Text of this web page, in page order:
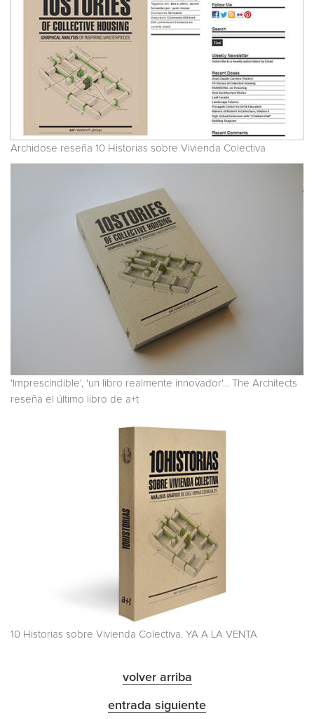
Archidose reseña 10 Historias sobre Vivienda Colectiva
'Imprescindible', 'un libro realmente innovador'... The Architects
reseña el último libro de a+t
10 Historias sobre Vivienda Colectiva. YA A LA VENTA
volver arriba
entrada siguiente